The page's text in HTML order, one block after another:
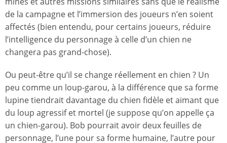
de la campagne et l’immersion des joueurs n’en soient
affectés (bien entendu, pour certains joueurs, réduire
l’intelligence du personnage à celle d’un chien ne
changera pas grand-chose).
Ou peut-être qu’il se change réellement en chien ? Un
peu comme un loup-garou, à la différence que sa forme
lupine tiendrait davantage du chien fidèle et aimant que
du loup agressif et mortel (je suppose qu’on appelle ça
un chien-garou). Bob pourrait avoir deux feuilles de
personnage, l’une pour sa forme humaine, l’autre pour